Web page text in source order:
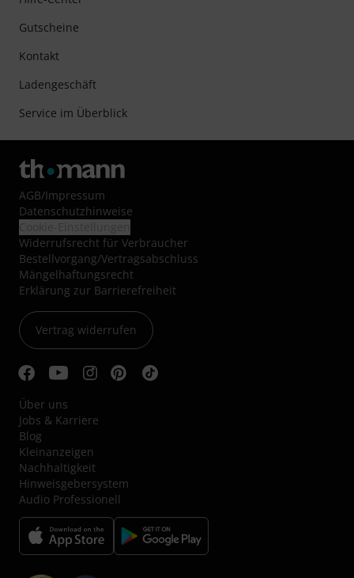
Gutscheine
Kontakt
Ladengeschäft
Service im Überblick
AGB/Impressum
Datenschutzhinweise
Widerrufsrecht für Verbraucher
Bestellvorgang/Vertragsabschluss
Mängelhaftungsrecht
Erklärung zur Barrierefreiheit
Vertrag widerrufen
Über uns
Jobs & Karriere
Blog
Kleinanzeigen
Nachhaltigkeit
Hinweisgebersystem
Audio Professionell